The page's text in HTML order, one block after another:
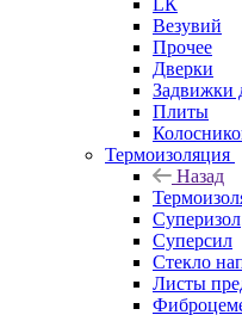
LК
Везувий
Прочее
Дверки
Задвижки
Плиты
Термоизоляция
Назад
Суперизол
Суперсил
Стекло
Листы